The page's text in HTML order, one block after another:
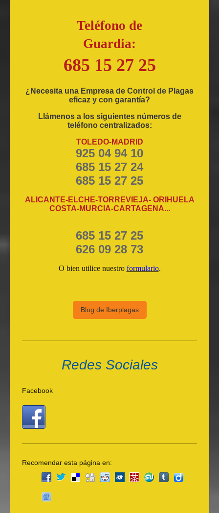
Teléfono de
Guardia:
685 15 27 25
¿Necesita una Empresa de Control de Plagas
eficaz y con garantía?
Llámenos a los siguientes números de
teléfono centralizados:
TOLEDO-MADRID
925 04 94 10
685 15 27 24
685 15 27 25
ALICANTE-ELCHE-TORREVIEJA- ORIHUELA
COSTA-MURCIA-CARTAGENA...
685 15 27 25
626 09 28 73
O bien utilice nuestro formulario.
Blog de Iberplagas
Redes Sociales
Facebook
Recomendar esta página en: